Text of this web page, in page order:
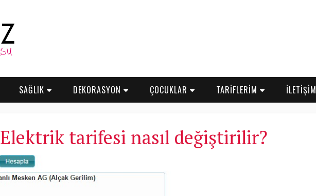
SAĞLIK DEKORASYON ÇOCUKLAR TARİFLERİM İLETİŞİM
Elektrik tarifesi nasıl değiştirilir?